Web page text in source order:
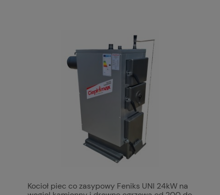
Kocioł piec co zasypowy Feniks UNI 24kW na